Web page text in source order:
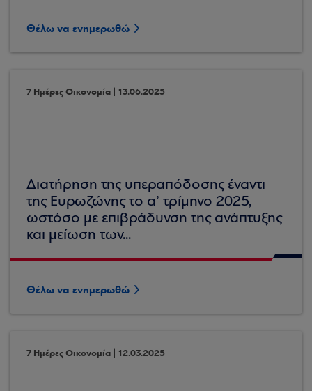
Θέλω να ενημερωθώ
7 Ημέρες Οικονομία | 13.06.2025
Διατήρηση της υπεραπόδοσης έναντι
της Ευρωζώνης το α’ τρίμηνο 2025,
ωστόσο με επιβράδυνση της ανάπτυξης
και μείωση των...
Θέλω να ενημερωθώ
7 Ημέρες Οικονομία | 12.03.2025